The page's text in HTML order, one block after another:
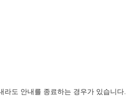
라도 안내를 종료하는 경우가 있습니다.